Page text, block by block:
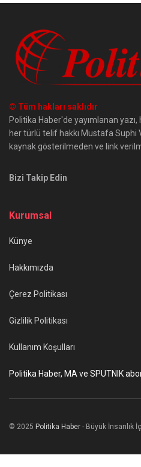
© Tüm hakları saklıdır
Politika Haber'de yayımlanan
her türlü telif hakkı Mustafa Suphi
kaynak gösterilmeden ve link
Bizi Takip Edin
Kurumsal
Künye
Hakkımızda
Çerez Politikası
Gizlilik Politikası
Kullanım Koşulları
Politika Haber, MA ve SPUTNIK
© 2025 Politika Haber - Büyük İnsanlık